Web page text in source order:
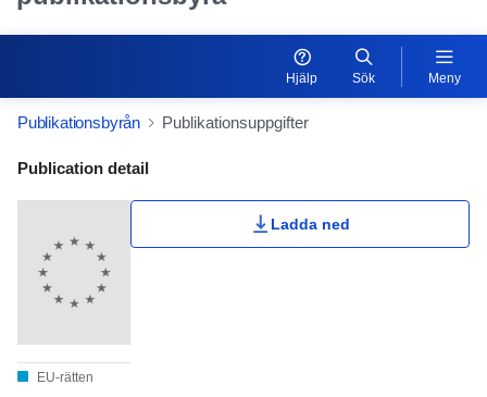
Hjälp Sök Meny
Publikationsbyrån Publikationsuppgifter
Publication Detail Actions Portlet
Publication detail
EU-rätten
Ladda ned